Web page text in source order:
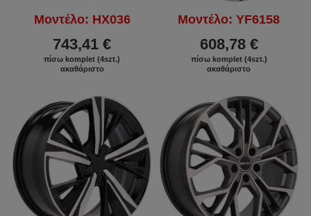
Μοντέλο: HX036
743,41 €
πίσω komplet (4szt.)
ακαθάριστο
Μοντέλο: YF6158
608,78 €
πίσω komplet (4szt.)
ακαθάριστο